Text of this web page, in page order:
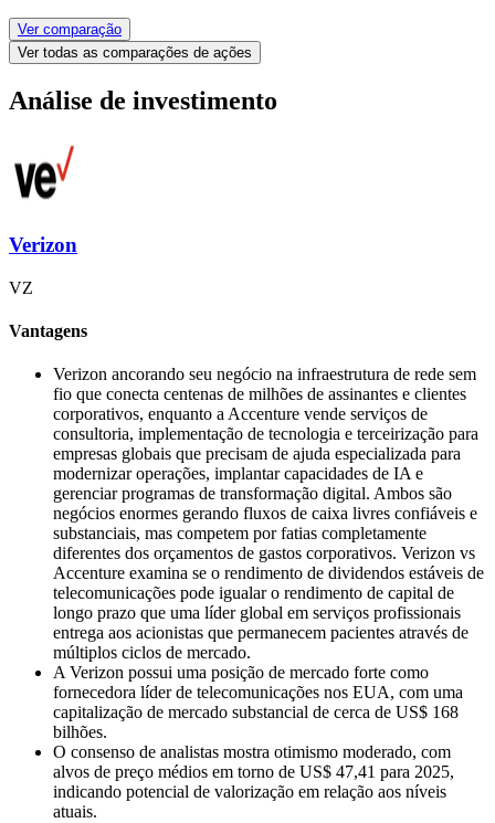
Ver comparação
Ver todas as comparações de ações
Análise de investimento
Verizon
VZ
Vantagens
Verizon ancorando seu negócio na infraestrutura de rede sem
fio que conecta centenas de milhões de assinantes e clientes
corporativos, enquanto a Accenture vende serviços de
consultoria, implementação de tecnologia e terceirização para
empresas globais que precisam de ajuda especializada para
modernizar operações, implantar capacidades de IA e
gerenciar programas de transformação digital. Ambos são
negócios enormes gerando fluxos de caixa livres confiáveis e
substanciais, mas competem por fatias completamente
diferentes dos orçamentos de gastos corporativos. Verizon vs
Accenture examina se o rendimento de dividendos estáveis de
telecomunicações pode igualar o rendimento de capital de
longo prazo que uma líder global em serviços profissionais
entrega aos acionistas que permanecem pacientes através de
múltiplos ciclos de mercado.
A Verizon possui uma posição de mercado forte como
fornecedora líder de telecomunicações nos EUA, com uma
capitalização de mercado substancial de cerca de US$ 168
bilhões.
O consenso de analistas mostra otimismo moderado, com
alvos de preço médios em torno de US$ 47,41 para 2025,
indicando potencial de valorização em relação aos níveis
atuais.